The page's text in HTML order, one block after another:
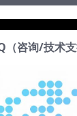
咨询/技术支